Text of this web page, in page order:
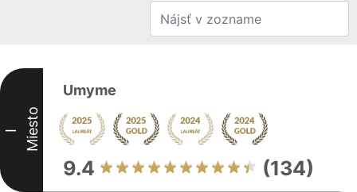
I Miesto
Umyme
9.4 (134)